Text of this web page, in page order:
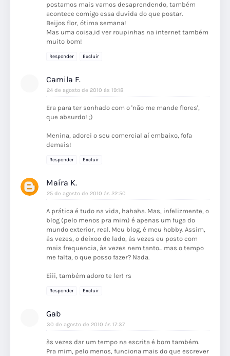
postamos mais vamos desaprendendo, também
acontece comigo essa duvida do que postar.
Beijos flor, ótima semana!
Mas uma coisa,id ver roupinhas na internet também
muito bom!
Responder Excluir
Camila F.
24 de agosto de 2010 às 19:18
Era para ter sonhado com o 'não me mande flores',
que absurdo! ;)
Menina, adorei o seu comercial aí embaixo, fofa
demais!
Responder Excluir
Maíra K.
25 de agosto de 2010 às 22:50
A prática é tudo na vida, hahaha. Mas, infelizmente, o
blog (pelo menos pra mim) é apenas um fuga do
mundo exterior, real. Meu blog, é meu hobby. Assim,
às vezes, o deixoo de lado, às vezes eu posto com
mais frequencia, às vezes nem tanto... mas o tempo
me falta, o que posso fazer? Nada.
Eiii, também adoro te ler! rs
Responder Excluir
Gab
30 de agosto de 2010 às 17:37
às vezes dar um tempo na escrita é bom também.
Pra mim, pelo menos, funciona mais do que escrever